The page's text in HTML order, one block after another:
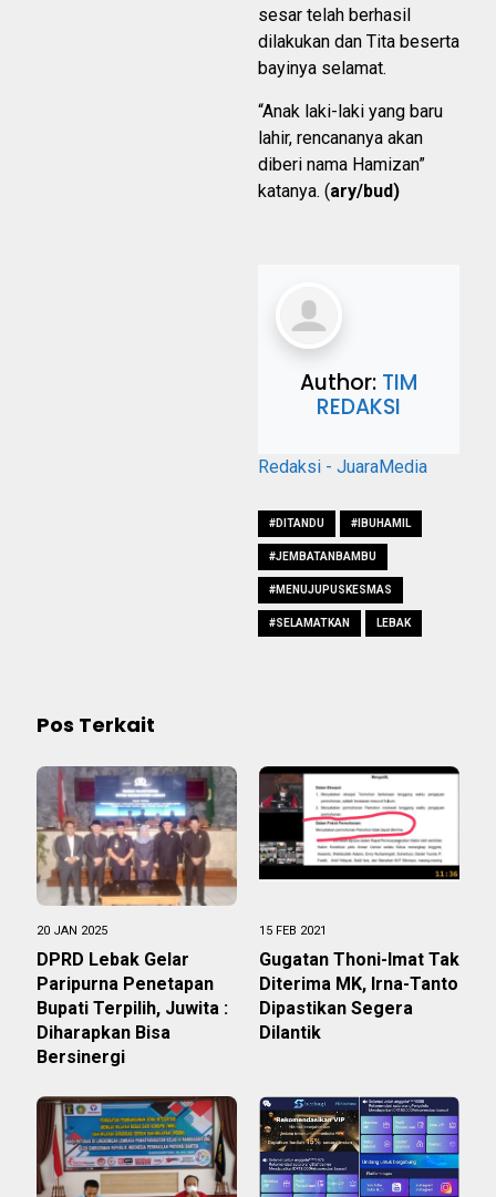
sesar telah berhasil
dilakukan dan Tita beserta
bayinya selamat.
“Anak laki-laki yang baru
lahir, rencananya akan
diberi nama Hamizan”
katanya. (ary/bud)
Author: TIM
REDAKSI
Redaksi - JuaraMedia
#DITANDU #IBUHAMIL
#JEMBATANBAMBU
#MENUJUPUSKESMAS
#SELAMATKAN LEBAK
Pos Terkait
20 JAN 2025
DPRD Lebak Gelar
Paripurna Penetapan
Bupati Terpilih, Juwita :
Diharapkan Bisa
Bersinergi
15 FEB 2021
Gugatan Thoni-Imat Tak
Diterima MK, Irna-Tanto
Dipastikan Segera
Dilantik